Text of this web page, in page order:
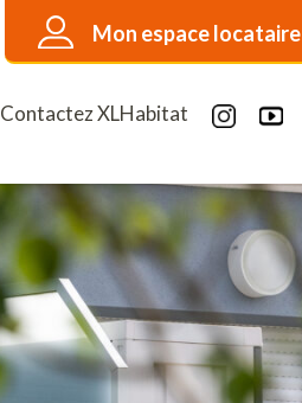
Mon espace locataire
Contactez XLHabitat